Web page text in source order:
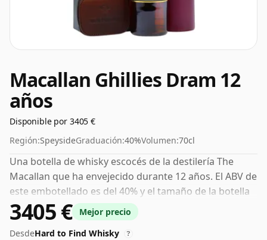
Macallan Ghillies Dram 12
años
Disponible por 3405 €
Región:SpeysideGraduación:40%Volumen:70cl
Una botella de whisky escocés de la destilería The
Macallan que ha envejecido durante 12 años. El ABV de
este embotellado es del 40% y el tamaño de la botella
es estándar de 70 cl.
3405 €
Mejor precio
DesdeHard to Find Whisky ?